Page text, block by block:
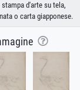
stampa d'arte su tela,
o carta giapponese.